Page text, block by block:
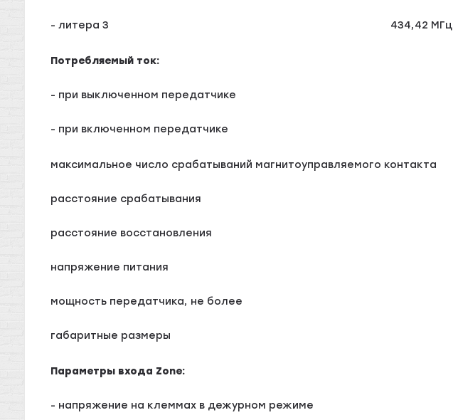
- литера 3 434,42 МГц
Потребляемый ток:
- при выключенном передатчике
- при включенном передатчике
максимальное число срабатываний магнитоуправляемого контакта
расстояние срабатывания
расстояние восстановления
напряжение питания
мощность передатчика, не более
габаритные размеры
Параметры входа Zone:
- напряжение на клеммах в дежурном режиме